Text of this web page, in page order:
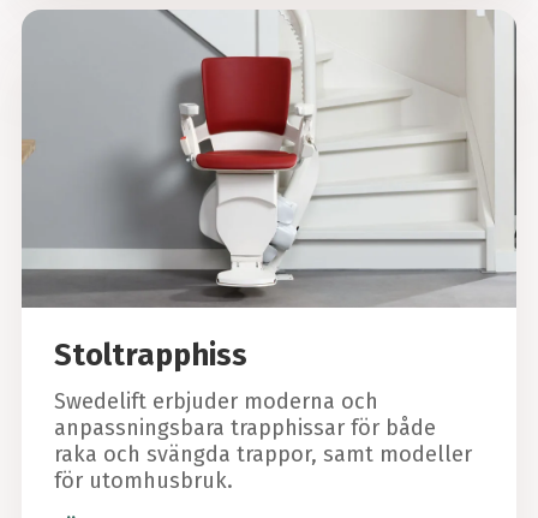
Stoltrapphiss
Swedelift erbjuder moderna och
anpassningsbara trapphissar för både
raka och svängda trappor, samt modeller
för utomhusbruk.